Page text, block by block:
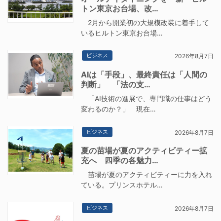
トン東京お台場、改…
2月から開業初の大規模改装に着手して
いるヒルトン東京お台場…
ビジネス 2026年8月7日
AIは「手段」、最終責任は「人間の
判断」 「法の支…
「AI技術の進展で、専門職の仕事はどう
変わるのか？」 現在…
ビジネス 2026年8月7日
夏の苗場が夏のアクティビティー拡
充へ 四季の各魅力…
苗場が夏のアクティビティーに力を入れ
ている。プリンスホテル…
ビジネス 2026年8月7日